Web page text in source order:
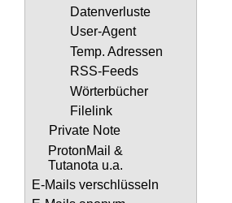
Datenverluste
User-Agent
Temp. Adressen
RSS-Feeds
Wörterbücher
Filelink
Private Note
ProtonMail &
Tutanota u.a.
E-Mails verschlüsseln